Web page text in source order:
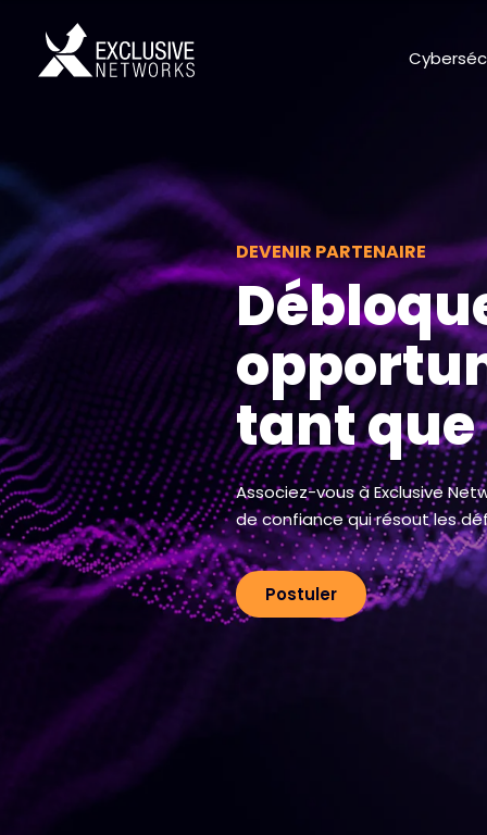
DEVENIR PARTENAIRE
tant
Associez-vous à Exclusive
de confiance qui résout les
Postuler